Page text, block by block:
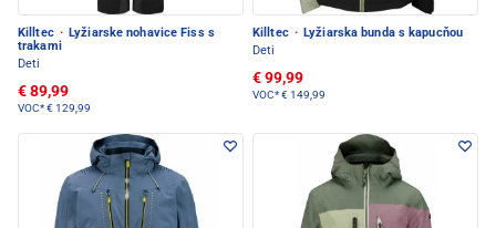
Killtec · Lyžiarske nohavice Fiss s
trakami
Deti
€ 89,99
VOC*€ 129,99
Killtec · Lyžiarska bunda s kapucňou
Deti
€ 99,99
VOC*€ 149,99